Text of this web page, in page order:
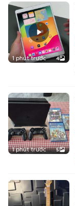
1 phút trước 4
1 phút trước 5